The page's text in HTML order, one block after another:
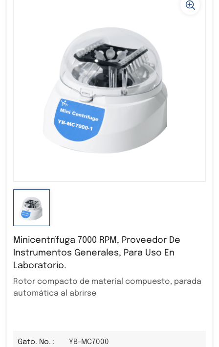
Minicentrífuga 7000 RPM, Proveedor De
Instrumentos Generales, Para Uso En
Laboratorio.
Rotor compacto de material compuesto, parada
automática al abrirse
Gato. No. : YB-MC7000